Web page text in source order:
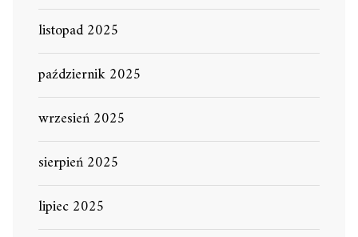
listopad 2025
październik 2025
wrzesień 2025
sierpień 2025
lipiec 2025